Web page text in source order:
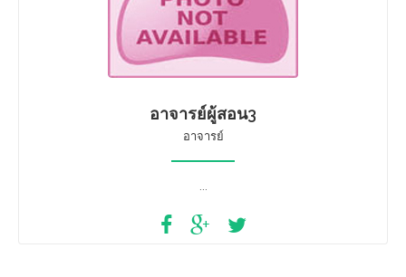
อาจารย์ผู้สอน3
อาจารย์
...